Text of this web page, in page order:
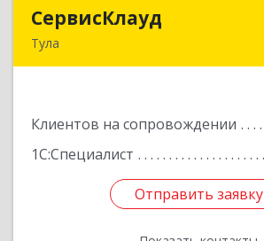
СервисКлауд
Тула
Клиентов на сопровождении
1С:Специалист
Отправить заявку
Отправить заявку